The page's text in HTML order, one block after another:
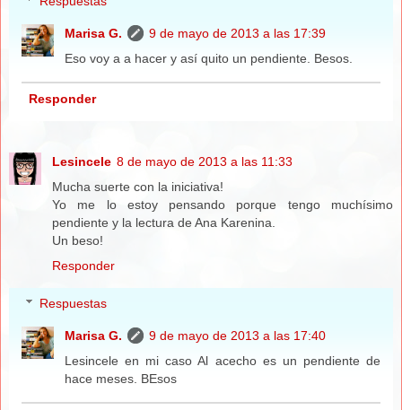
Marisa G.
9 de mayo de 2013 a las 17:39
Eso voy a a hacer y así quito un pendiente. Besos.
Responder
Lesincele 8 de mayo de 2013 a las 11:33
Mucha suerte con la iniciativa!
Yo me lo estoy pensando porque tengo muchísimo
pendiente y la lectura de Ana Karenina.
Un beso!
Responder
Respuestas
Marisa G.
9 de mayo de 2013 a las 17:40
Lesincele en mi caso Al acecho es un pendiente de
hace meses. BEsos